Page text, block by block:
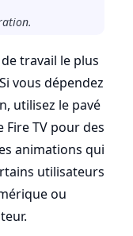
travail le plus
vous dépendez
utilisez le pavé
TV pour des
animations qui
utilisateurs
ou